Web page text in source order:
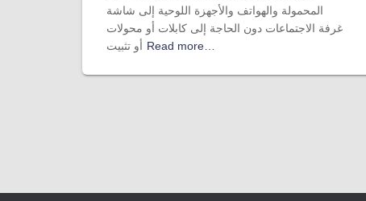
المحمولة والهواتف والأجهزة اللوحية إلى شاشة
غرفة الاجتماعات دون الحاجة إلى كابلات أو محولات
أو تثبيت Read more…